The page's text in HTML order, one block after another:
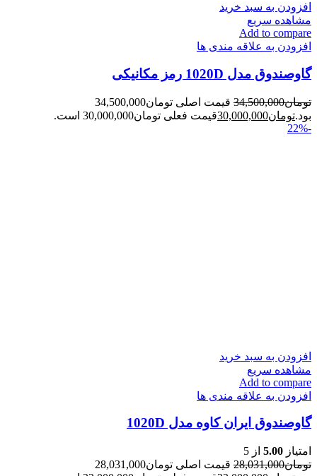
افزودن به سبد خرید
مشاهده سریع
Add to compare
افزودن به علاقه مندی ها
گاوصندوق مدل 1020D رمز مکانیکی
تومان34,500,000
قیمت اصلی تومان34,500,000
بود.تومان30,000,000قیمت فعلی تومان30,000,000 است.
-22%
افزودن به سبد خرید
مشاهده سریع
Add to compare
افزودن به علاقه مندی ها
گاوصندوق ایران کاوه مدل 1020D
امتیاز 5.00 از 5
تومان28,031,000
قیمت اصلی تومان28,031,000